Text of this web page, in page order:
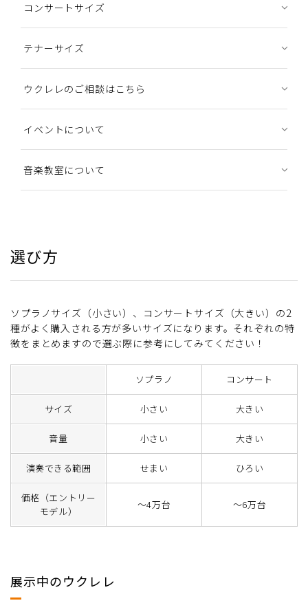
コンサートサイズ
テナーサイズ
ウクレレのご相談はこちら
イベントについて
音楽教室について
選び方
ソプラノサイズ（小さい）、コンサートサイズ（大きい）の2
種がよく購入される方が多いサイズになります。それぞれの特
徴をまとめますので選ぶ際に参考にしてみてください！
ソプラノ コンサート
サイズ 小さい 大きい
音量 小さい 大きい
演奏できる範囲 せまい ひろい
価格（エントリー
モデル）
～4万台 ～6万台
展示中のウクレレ